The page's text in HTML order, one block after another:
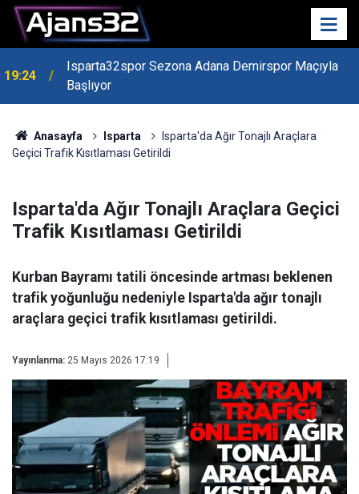
19:24
Isparta32spor Sezona Adana Demirspor Maçıyla
Başlıyor
19:22 Isparta Kredi Batağında
Anasayfa Isparta
Isparta'da Ağır Tonajlı Araçlara
Geçici Trafik Kısıtlaması Getirildi
Isparta'da Ağır Tonajlı Araçlara Geçici
Trafik Kısıtlaması Getirildi
Kurban Bayramı tatili öncesinde artması beklenen
trafik yoğunluğu nedeniyle Isparta'da ağır tonajlı
araçlara geçici trafik kısıtlaması getirildi.
Yayınlanma: 25 Mayıs 2026 17:19